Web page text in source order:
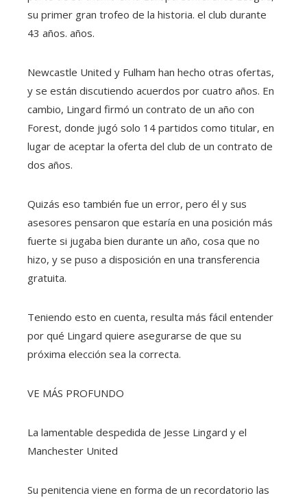
su primer gran trofeo de la historia. el club durante
43 años. años.
Newcastle United y Fulham han hecho otras ofertas,
y se están discutiendo acuerdos por cuatro años. En
cambio, Lingard firmó un contrato de un año con
Forest, donde jugó solo 14 partidos como titular, en
lugar de aceptar la oferta del club de un contrato de
dos años.
Quizás eso también fue un error, pero él y sus
asesores pensaron que estaría en una posición más
fuerte si jugaba bien durante un año, cosa que no
hizo, y se puso a disposición en una transferencia
gratuita.
Teniendo esto en cuenta, resulta más fácil entender
por qué Lingard quiere asegurarse de que su
próxima elección sea la correcta.
VE MÁS PROFUNDO
La lamentable despedida de Jesse Lingard y el
Manchester United
Su penitencia viene en forma de un recordatorio las